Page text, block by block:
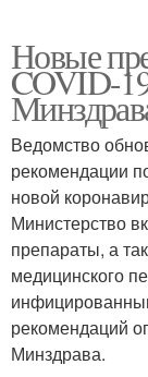
Новые
COVID-
Ведомство
рекомендации
новой
Министерство
препараты, а
медицинского
рекомендаций
Минздрава.